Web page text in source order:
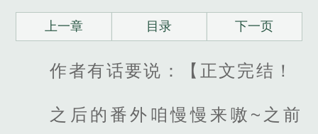
上一章 目录 下一页
作者有话要说：【正文完结！
之后的番外咱慢慢来嗷~之前